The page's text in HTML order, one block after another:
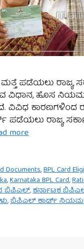
ಮತ್ತೆ ಪಡೆಯಲು
ವಿಧಾನ, ಹೊಸ
ವಿವಿಧ ಕಾರಣಗಳಿಂದ
ಪಡೆಯಲು ರಾಜ್ಯ
more
Documents,BPL Card
,Karnataka BPL Card,
ಬಿಪಿಎಲ್,ಕರ್ನಾಟಕ
,ಬಿಪಿಎಲ್ ಕಾರ್ಡ್